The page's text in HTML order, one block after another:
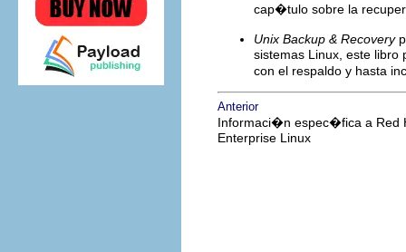
cap�tulo sobre la
Unix Backup & Recovery
sistemas Linux, este libro
con el respaldo y hasta
Anterior
Informaci�n espec�fica a Red
Enterprise Linux